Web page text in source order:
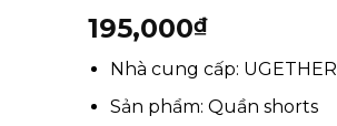
195,000₫
Nhà cung cấp: UGETHER
Sản phẩm: Quần shorts